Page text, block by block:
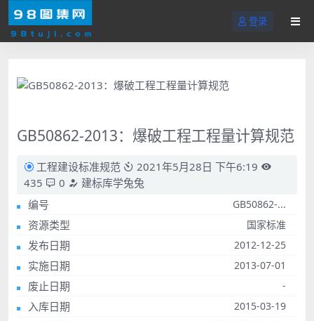
登录
GB50862-2013：爆破工程工程量计算规范
工程建设标准规范
2021年5月28日 下午6:19
435
0
建标库学兔兔
编号
GB50862-...
资源类型 国家标准
发布日期 2012-12-25
实施日期 2013-07-01
废止日期 -
入库日期 2015-03-19